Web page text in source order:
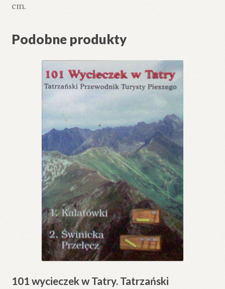
cm.
Podobne produkty
101 wycieczek w Tatry. Tatrzański